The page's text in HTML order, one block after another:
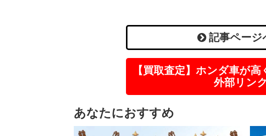
記事ページ
【買取査定】ホンダ車が高
外部リンク
あなたにおすすめ